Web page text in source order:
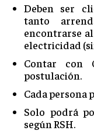
Deben ser
tanto
encontrarse
electricidad
Contar con
postulación.
Cada persona
Solo podrá
según RSH.